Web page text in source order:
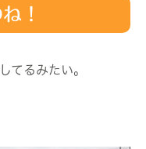
！
てるみたい。